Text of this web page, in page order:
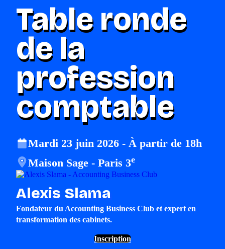
Table ronde
de la
profession
comptable
Mardi 23 juin 2026 - À partir de 18h
Maison Sage - Paris 3e
Alexis Slama
Fondateur du Accounting Business Club et expert en
transformation des cabinets.
Inscription